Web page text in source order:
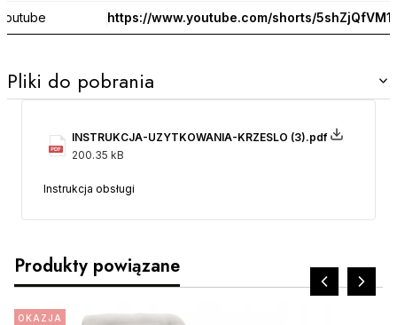
https://www.youtube.com/shorts/
Pliki do pobrania
INSTRUKCJA-UZYTKOWANIA-KRZESLO (3).pdf
200.35 kB
Instrukcja obsługi
Produkty powiązane
OKAZJA